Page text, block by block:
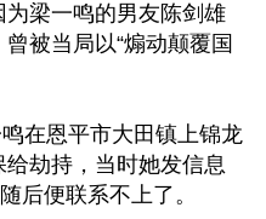
梁一鸣的男友陈剑雄
被当局以“煽动颠覆国
在恩平市大田镇上锦龙
劫持，当时她发信息
后便联系不上了。